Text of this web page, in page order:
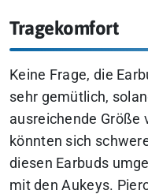
Tragekomfort
Keine Frage, die
sehr gemütlich,
ausreichende Größe
könnten sich
diesen Earbuds
mit den Aukeys.